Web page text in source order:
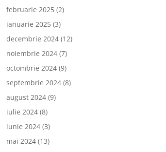
februarie 2025 (2)
ianuarie 2025 (3)
decembrie 2024 (12)
noiembrie 2024 (7)
octombrie 2024 (9)
septembrie 2024 (8)
august 2024 (9)
iulie 2024 (8)
iunie 2024 (3)
mai 2024 (13)